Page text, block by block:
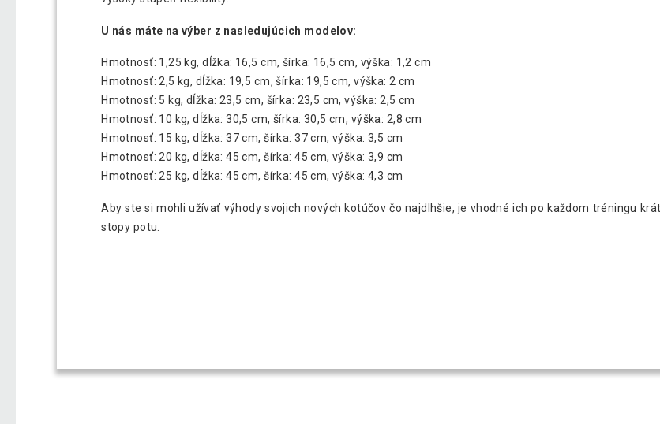
U nás máte na výber z nasledujúcich modelov:
Hmotnosť: 1,25 kg, dĺžka: 16,5 cm, šírka: 16,5 cm, výška: 1,2 cm
Hmotnosť: 2,5 kg, dĺžka: 19,5 cm, šírka: 19,5 cm, výška: 2 cm
Hmotnosť: 5 kg, dĺžka: 23,5 cm, šírka: 23,5 cm, výška: 2,5 cm
Hmotnosť: 10 kg, dĺžka: 30,5 cm, šírka: 30,5 cm, výška: 2,8 cm
Hmotnosť: 15 kg, dĺžka: 37 cm, šírka: 37 cm, výška: 3,5 cm
Hmotnosť: 20 kg, dĺžka: 45 cm, šírka: 45 cm, výška: 3,9 cm
Hmotnosť: 25 kg, dĺžka: 45 cm, šírka: 45 cm, výška: 4,3 cm
Aby ste si mohli užívať výhody svojich nových kotúčov čo najdlhšie, je vhodné ich po každom tréningu
stopy potu.